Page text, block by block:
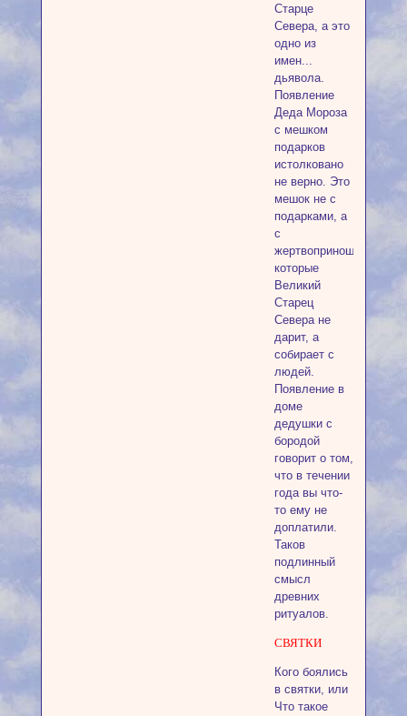
Старце
Севера, а это
одно из
имен...
дьявола.
Появление
Деда Мороза
с мешком
подарков
истолковано
не верно. Это
мешок не с
подарками, а
с
жертвоприношениями,
которые
Великий
Старец
Севера не
дарит, а
собирает с
людей.
Появление в
доме
дедушки с
бородой
говорит о том,
что в течении
года вы что-
то ему не
доплатили.
Таков
подлинный
смысл
древних
ритуалов.
СВЯТКИ
Кого боялись
в святки, или
Что такое